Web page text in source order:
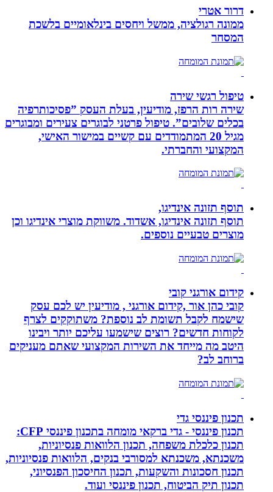
דרור אטרי
ממונה רגולציה, ממשל ויחסים בינלאומיים בלשכת
המסחר
טיפול רגשי שירה
שירה רות הרפז, מודיעין, בעלת העסק ”פסיכותרפיה
בכלים שלובים”. טיפול פרטני לבוגרים צעירים ומבוגרים
מגיל 20 המתמודדים עם קשיים במישור האישי,
המקצועי והחברתי.
תוסף תזונה אינדיגו,
תוסף תזונה אינדיגו, אשדוד. משווקת מוצרי אינדיגו וכן
מוצרים טבעיים נוספים.
קידום אורגני קובי
קובי כהן אור ,קידום אורגני , מודיעין יש לכם עסק
שישמח לקבל תשומת לב נוספת? משתוקקים לצרף
לקוחות חדשים? רוצים שישמעו עליכם יותר ויבינו
היטב מה מייחד את השירות המקצועי שאתם מעניקים
ברוחב לב?
תכנון פיננסי גדי
תכנון פיננסי - גדי ברקאי מומחה בתכנון פיננסי CFP:
תכנון כלכלת משפחה, תכנון הלוואות פנסיוניות,
משכנתא, משכנתא למסורבי בנקים, הלוואות פנסיוניות,
תכנון חסכונות והשקעות, תכנון החיסכון הפנסיוני,
תכנון תיק הביטוח, תכנון פיננסי ועוד.